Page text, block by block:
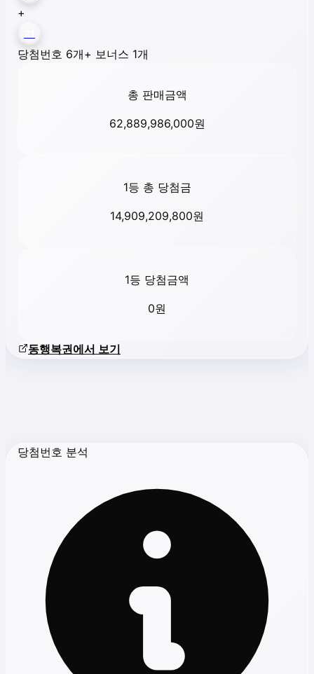
+
당첨번호 6개+ 보너스 1개
총 판매금액
62,889,986,000원
1등 총 당첨금
14,909,209,800원
1등 당첨금액
0원
동행복권에서 보기
당첨번호 분석